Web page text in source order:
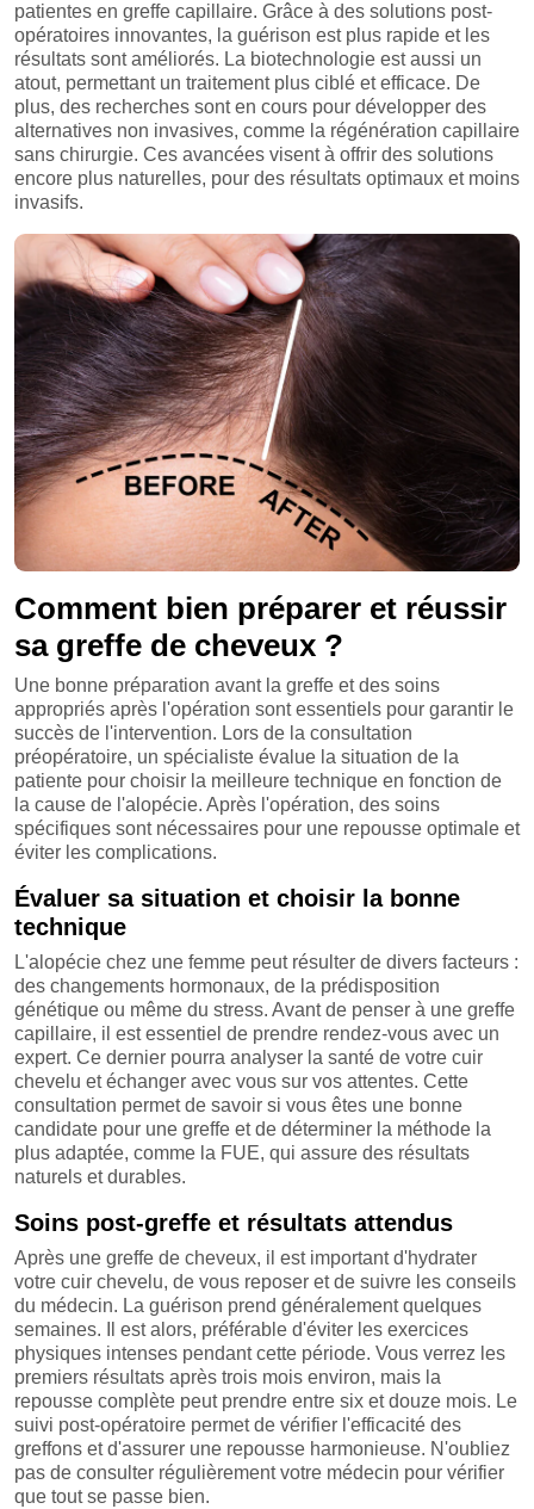
patientes en greffe capillaire. Grâce à des solutions post-
opératoires innovantes, la guérison est plus rapide et les
résultats sont améliorés. La biotechnologie est aussi un
atout, permettant un traitement plus ciblé et efficace. De
plus, des recherches sont en cours pour développer des
alternatives non invasives, comme la régénération capillaire
sans chirurgie. Ces avancées visent à offrir des solutions
encore plus naturelles, pour des résultats optimaux et moins
invasifs.
Comment bien préparer et réussir
sa greffe de cheveux ?
Une bonne préparation avant la greffe et des soins
appropriés après l'opération sont essentiels pour garantir le
succès de l'intervention. Lors de la consultation
préopératoire, un spécialiste évalue la situation de la
patiente pour choisir la meilleure technique en fonction de
la cause de l'alopécie. Après l'opération, des soins
spécifiques sont nécessaires pour une repousse optimale et
éviter les complications.
Évaluer sa situation et choisir la bonne
technique
L'alopécie chez une femme peut résulter de divers facteurs :
des changements hormonaux, de la prédisposition
génétique ou même du stress. Avant de penser à une greffe
capillaire, il est essentiel de prendre rendez-vous avec un
expert. Ce dernier pourra analyser la santé de votre cuir
chevelu et échanger avec vous sur vos attentes. Cette
consultation permet de savoir si vous êtes une bonne
candidate pour une greffe et de déterminer la méthode la
plus adaptée, comme la FUE, qui assure des résultats
naturels et durables.
Soins post-greffe et résultats attendus
Après une greffe de cheveux, il est important d'hydrater
votre cuir chevelu, de vous reposer et de suivre les conseils
du médecin. La guérison prend généralement quelques
semaines. Il est alors, préférable d'éviter les exercices
physiques intenses pendant cette période. Vous verrez les
premiers résultats après trois mois environ, mais la
repousse complète peut prendre entre six et douze mois. Le
suivi post-opératoire permet de vérifier l'efficacité des
greffons et d'assurer une repousse harmonieuse. N'oubliez
pas de consulter régulièrement votre médecin pour vérifier
que tout se passe bien.